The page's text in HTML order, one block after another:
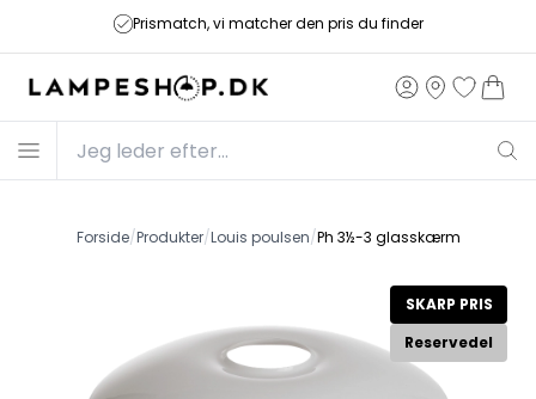
Prismatch, vi matcher den pris du finder
Forside/Produkter/Louis poulsen/Ph 3½-3 glasskærm
SKARP PRIS
Reservedel